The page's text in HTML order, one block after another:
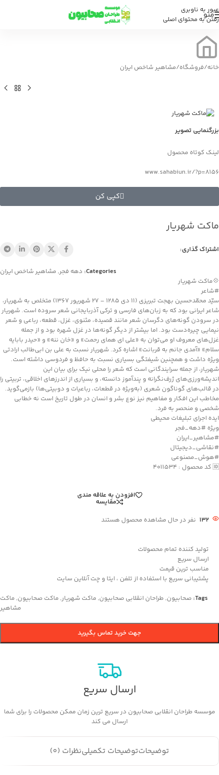
عبور به ناوبری
رفتن به محتوای اصلی
منو
خانه/فروشگاه/مشاهیر شاخص ایران
بزرگنمایی تصویر
لینک کوتاه محصول
www.sahabiun.ir/?p=8156
کپی کن
ماکت شهریار
اشتراک گذاری:
Categories: دهه فجر, مشاهیر شاخص ایران
💠ماکت شهریار
#شاعر
سیّد محمّدحسین بهجت تبریزی (۱۱ دی ۱۲۸۵ – ۲۷ شهریور ۱۳۶۷) متخلص به شهریار،
شاعر ایرانی بود که به زبان‌های فارسی و ترکی آذربایجانی شعر سروده است. شهریار
در سرودن گونه‌های دگرسان شعر مانند قصیده، مثنوی، غزل، قطعه، رباعی و شعر
نیمایی چیره‌دست بود. اما بیشتر از دیگر گونه‌ها در غزل شهره بود و از جمله
غزل‌های معروف او می‌توان به «علی ای همای رحمت» و «خان ننه» و «حیدر بابایه
سلام» «آمدی جانم به قربانت» اشاره کرد. شهریار نسبت به علی بن ابی‌طالب ارادتی
ویژه داشت و همچنین شیفتگی بسیاری نسبت به حافظ و فردوسی داشته است.
شهریار، از جمله سرایندگانی است که شعر را محلی نیک برای بیان این
اندیشه‌ورزی‌های ژرف‌نگرانه و پندآموز دانسته، و بسیاری از اندرزهای اخلاقی، تربیتی را
در قالب‌های گوناگون شعری (به‌ویژه در قطعات، رباعیات و دوبیتی‌ها) بازمی‌گوید.
مخاطب این افکار و مفاهیم نیز نوع بشر و انسان در طول تاریخ است نه خطابی
شخصی و منحصر به فرد.
ایده اجرای تبلیغات محیطی
ویژه #دهه_فجر
#مشاهیر_ایران
#نقاشی_دیجیتال
#هوش_مصنوعی
🆔 کد محصول : 4011534
افزودن به علاقه مندی
مقایسه
132 نفر در حال مشاهده محصول هستند
تولید کننده تمام محصولات
ارسال سریع
مناسب ترین قیمت
پشتیبانی سریع با استفاده از تلفن ، ایتا و چت آنلاین سایت
Tags: صحابیون, طراحان انقلابی صحابیون, ماکت شهریار, ماکت صحابیون, ماکت
مشاهیر
جهت خرید تماس بگیرید
ارسال سریع
موسسه طراحان انقلابی صحابیون در سریع ترین زمان ممکن محصولات را برای شما
ارسال می کند
توضیحاتتوضیحات تکمیلینظرات (0)